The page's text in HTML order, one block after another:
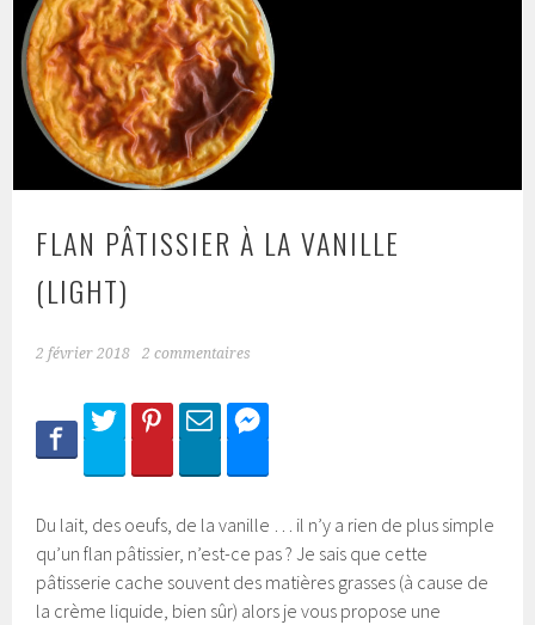
FLAN PÂTISSIER À LA VANILLE
(LIGHT)
2 février 2018 2 commentaires
Du lait, des oeufs, de la vanille … il n’y a rien de plus simple
qu’un flan pâtissier, n’est-ce pas ? Je sais que cette
pâtisserie cache souvent des matières grasses (à cause de
la crème liquide, bien sûr) alors je vous propose une